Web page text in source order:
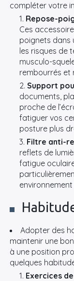
compléter votre
Repose-
Ces
poignets dans
les risques de
musculo-
rembourrés et
Support
documents,
proche de
fatiguer vos
posture plus
Filtre anti-
reflets de
fatigue
Adopter des
maintenir une
à une position
quelques
Exercices